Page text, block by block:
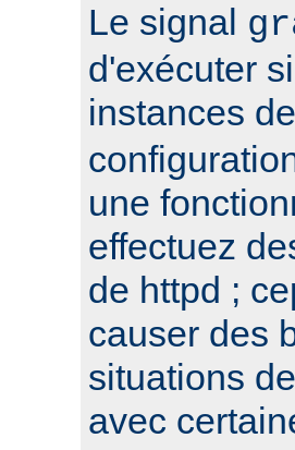
Le signal
d'exécuter
instances de
une
effectuez
de httpd ;
causer des
situations
avec